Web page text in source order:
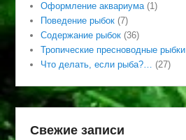
Оформление аквариума(1)
Поведение рыбок (7)
Содержание рыбок (36)
Тропические пресноводные рыбки
Что делать, если рыба?… (27)
Свежие записи